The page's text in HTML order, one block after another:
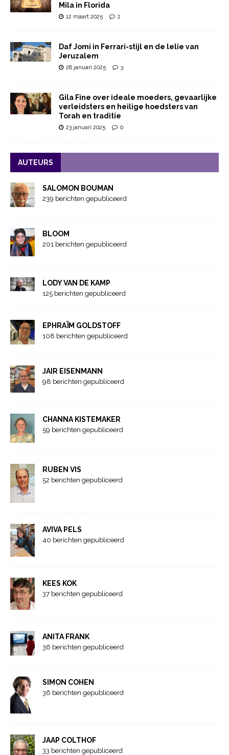
Mila in Florida
12 maart 2025 2
Daf Jomi in Ferrari-stijl en de lelie van
Jeruzalem
28 januari 2025 3
Gila Fine over ideale moeders, gevaarlijke
verleidsters en heilige hoedsters van
Torah en traditie
23 januari 2025 0
AUTEURS
SALOMON BOUMAN
239 berichten gepubliceerd
BLOOM
201 berichten gepubliceerd
LODY VAN DE KAMP
125 berichten gepubliceerd
EPHRAÏM GOLDSTOFF
108 berichten gepubliceerd
JAIR EISENMANN
98 berichten gepubliceerd
CHANNA KISTEMAKER
59 berichten gepubliceerd
RUBEN VIS
52 berichten gepubliceerd
AVIVA PELS
40 berichten gepubliceerd
KEES KOK
37 berichten gepubliceerd
ANITA FRANK
36 berichten gepubliceerd
SIMON COHEN
36 berichten gepubliceerd
JAAP COLTHOF
33 berichten gepubliceerd